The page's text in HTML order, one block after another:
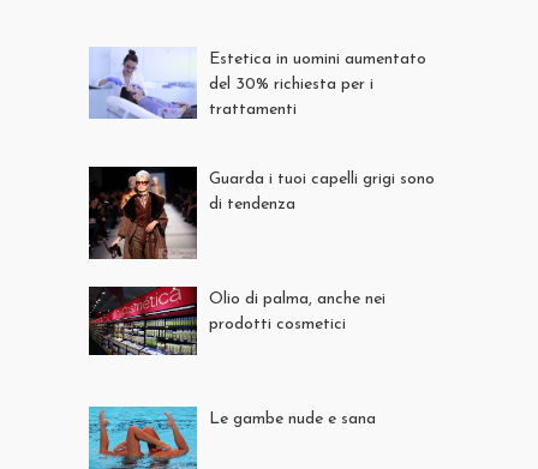
Estetica in uomini aumentato
del 30% richiesta per i
trattamenti
Guarda i tuoi capelli grigi sono
di tendenza
Olio di palma, anche nei
prodotti cosmetici
Le gambe nude e sana